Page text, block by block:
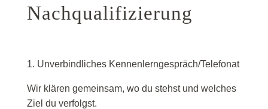
Nachqualifizierung
1. Unverbindliches Kennenlerngespräch/Telefonat
Wir klären gemeinsam, wo du stehst und welches
Ziel du verfolgst.